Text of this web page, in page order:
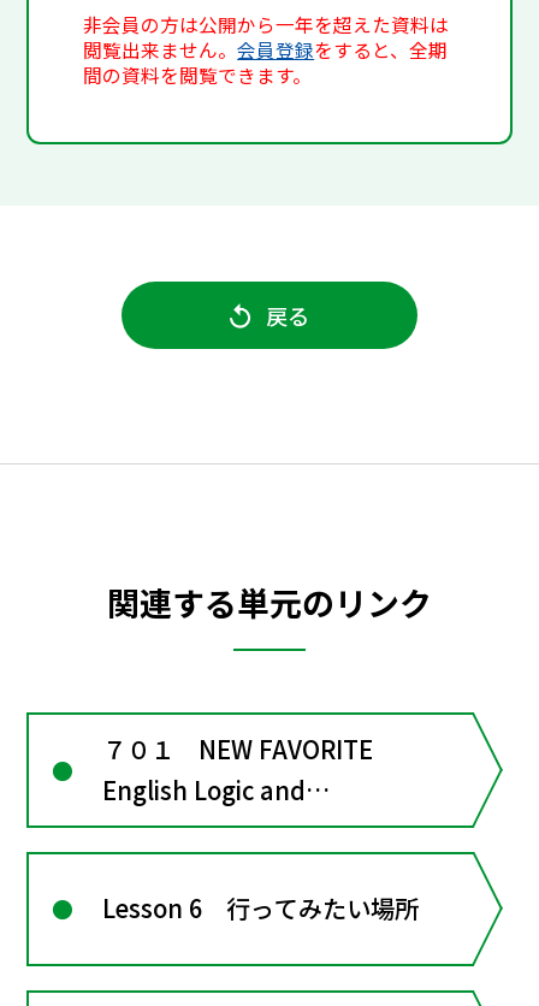
非会員の方は公開から一年を超えた資料は
閲覧出来ません。会員登録をすると、全期
間の資料を閲覧できます。
戻る
関連する単元のリンク
７０１ NEW FAVORITE
English Logic and
Expression Ⅰ
Lesson 6 行ってみたい場所